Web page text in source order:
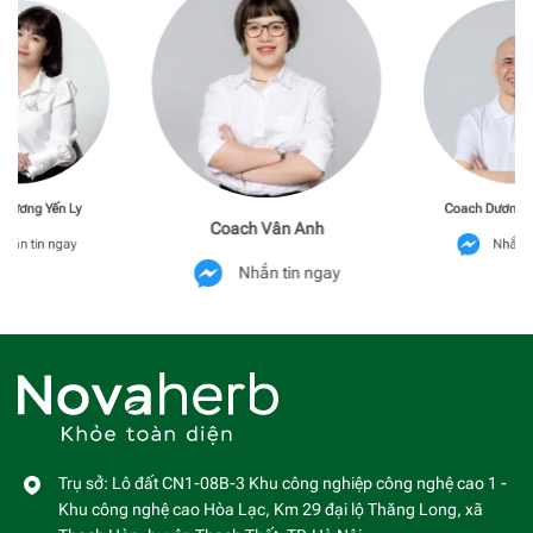
Coach Vân Anh
Nhắn tin ngay
Coach Dương
Nhắn
Yến Ly
tin ngay
Trụ sở: Lô đất CN1-08B-3 Khu công nghiệp công nghệ cao 1 -
Khu công nghệ cao Hòa Lạc, Km 29 đại lộ Thăng Long, xã